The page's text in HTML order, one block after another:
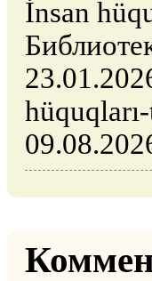
İnsan